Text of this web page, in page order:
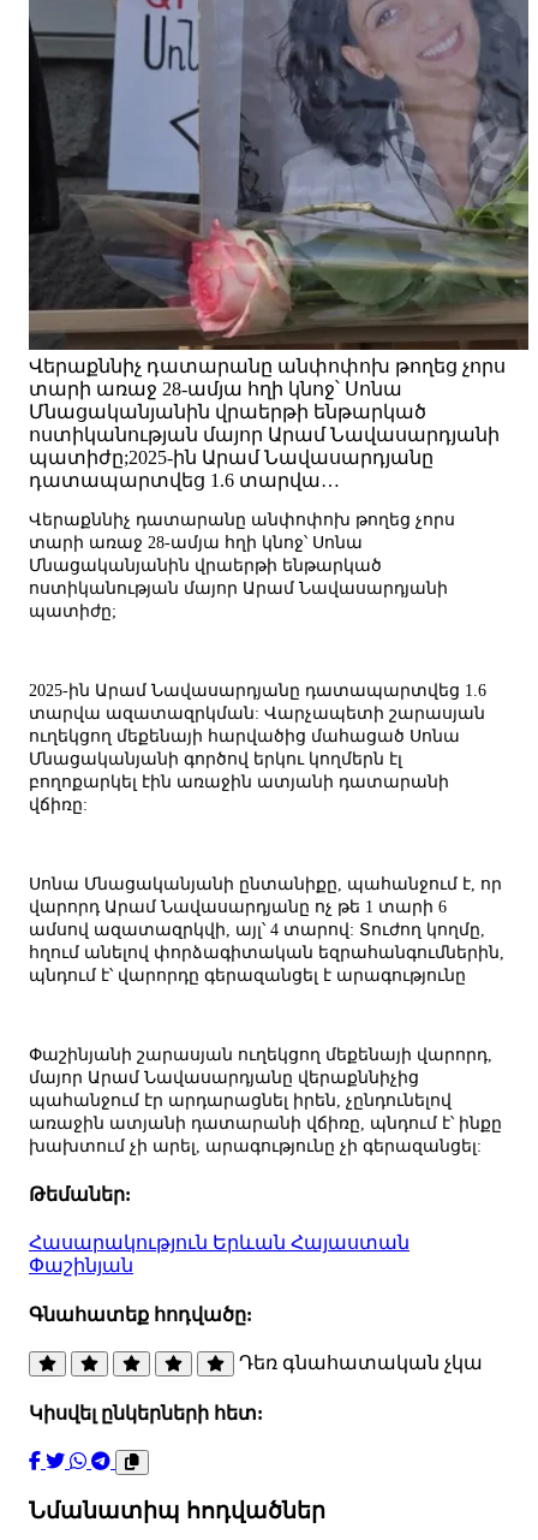
Վերաքննիչ դատարանը անփոփոխ թողեց չորս
տարի առաջ 28-ամյա հղի կնոջ՝ Սոնա
Մնացականյանին վրաերթի ենթարկած
ոստիկանության մայոր Արամ Նավասարդյանի
պատիժը;2025-ին Արամ Նավասարդյանը
դատապարտվեց 1.6 տարվա…
Վերաքննիչ դատարանը անփոփոխ թողեց չորս
տարի առաջ 28-ամյա հղի կնոջ՝ Սոնա
Մնացականյանին վրաերթի ենթարկած
ոստիկանության մայոր Արամ Նավասարդյանի
պատիժը;
2025-ին Արամ Նավասարդյանը դատապարտվեց 1.6
տարվա ազատազրկման: Վարչապետի շարասյան
ուղեկցող մեքենայի հարվածից մահացած Սոնա
Մնացականյանի գործով երկու կողմերն էլ
բողոքարկել էին առաջին ատյանի դատարանի
վճիռը:
Սոնա Մնացականյանի ընտանիքը, պահանջում է, որ
վարորդ Արամ Նավասարդյանը ոչ թե 1 տարի 6
ամսով ազատազրկվի, այլ՝ 4 տարով: Տուժող կողմը,
հղում անելով փորձագիտական եզրահանգումներին,
պնդում է՝ վարորդը գերազանցել է արագությունը
Փաշինյանի շարասյան ուղեկցող մեքենայի վարորդ,
մայոր Արամ Նավասարդյանը վերաքննիչից
պահանջում էր արդարացնել իրեն, չընդունելով
առաջին ատյանի դատարանի վճիռը, պնդում է՝ ինքը
խախտում չի արել, արագությունը չի գերազանցել:
Թեմաներ:
Հասարակություն Երևան Հայաստան
Փաշինյան
Գնահատեք հոդվածը:
Դեռ գնահատական չկա
Կիսվել ընկերների հետ:
Նմանատիպ հոդվածներ